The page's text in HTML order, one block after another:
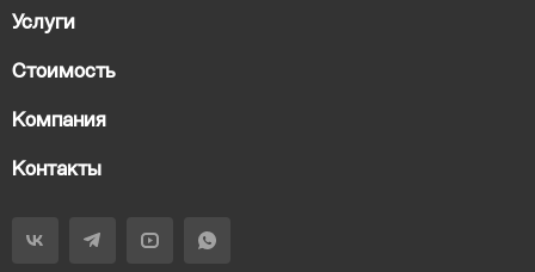
Услуги
Стоимость
Компания
Контакты